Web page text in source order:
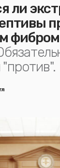
ли
"против".